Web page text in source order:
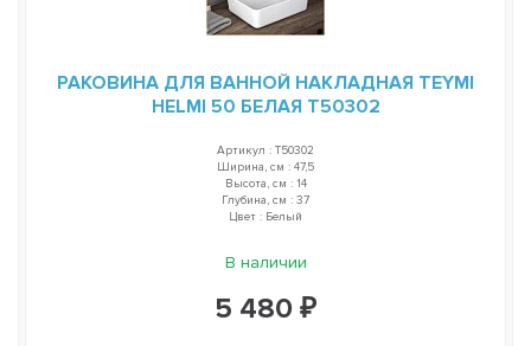
РАКОВИНА ДЛЯ ВАННОЙ НАКЛАДНАЯ TEYMI
HELMI 50 БЕЛАЯ T50302
Артикул : T50302
Ширина, см : 47,5
Высота, см : 14
Глубина, см : 37
Цвет : Белый
В наличии
5 480 ₽